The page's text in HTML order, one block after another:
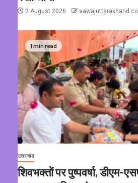
2 August 2026
1 min read
उत्तराखंड
शिवभक्तों पर पुष्पवर्षा, डीएम-